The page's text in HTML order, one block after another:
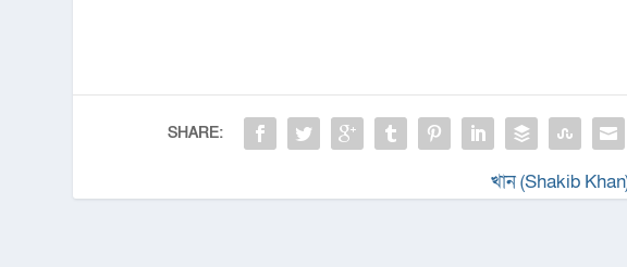
SHARE:
খান (Shakib